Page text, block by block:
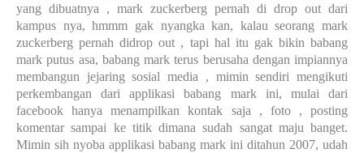
yang dibuatnya , mark zuckerberg pernah di drop out dari
kampus nya, hmmm gak nyangka kan, kalau seorang mark
zuckerberg pernah didrop out , tapi hal itu gak bikin babang
mark putus asa, babang mark terus berusaha dengan impiannya
membangun jejaring sosial media , mimin sendiri mengikuti
perkembangan dari applikasi babang mark ini, mulai dari
facebook hanya menampilkan kontak saja , foto , posting
komentar sampai ke titik dimana sudah sangat maju banget.
Mimin sih nyoba applikasi babang mark ini ditahun 2007, udah